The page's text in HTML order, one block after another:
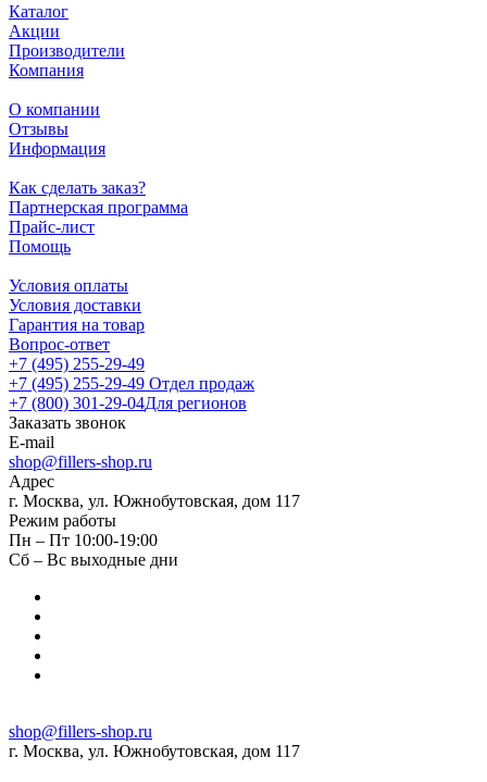
Каталог
Акции
Производители
Компания
О компании
Отзывы
Информация
Как сделать заказ?
Партнерская программа
Прайс-лист
Помощь
Условия оплаты
Условия доставки
Гарантия на товар
Вопрос-ответ
+7 (495) 255-29-49
+7 (495) 255-29-49 Отдел продаж
+7 (800) 301-29-04Для регионов
Заказать звонок
E-mail
shop@fillers-shop.ru
Адрес
г. Москва, ул. Южнобутовская, дом 117
Режим работы
Пн – Пт 10:00-19:00
Сб – Вс выходные дни
shop@fillers-shop.ru
г. Москва, ул. Южнобутовская, дом 117